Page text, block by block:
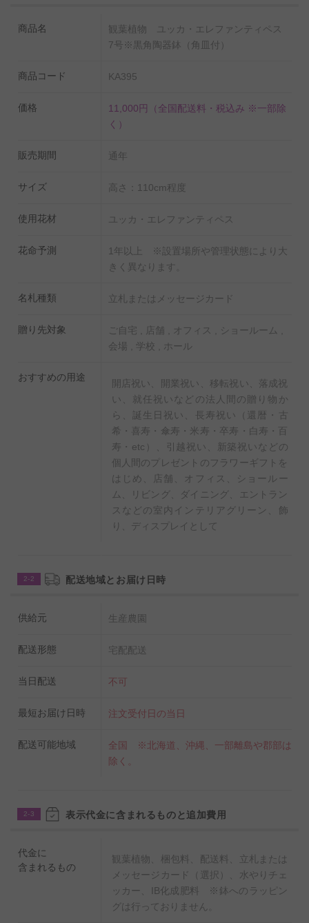
◆水やりチェッカーを無料でプレゼント！
の声にお応えし、
封しております。
使い方は鉢に挿すだけ。お届け先様にお手間はお掛けいたし
生産農家でも使われているIB化成肥料をお付けいたします。
いません。
商品名
観葉植物 ユッカ・エレファンティペス
7号※黒角陶器鉢（角皿付）
商品コード KA395
価格 11,000円
（全国配送料・税込み ※一部除
く）
販売期間 通年
サイズ 高さ：110cm程度
使用花材 ユッカ・エレファンティペス
花命予測
1年以上 ※設置場所や管理状態により大
きく異なります。
名札種類 立札またはメッセージカード
贈り先対象
ご自宅 , 店舗 , オフィス , ショールーム ,
会場 , 学校 , ホール
おすすめの用途
開店祝い、開業祝い、移転祝い、落成祝
い、就任祝いなどの法人間の贈り物か
ら、誕生日祝い、長寿祝い（還暦・古
希・喜寿・傘寿・米寿・卒寿・白寿・百
寿・etc）、引越祝い、新築祝いなどの
個人間のプレゼントのフラワーギフトを
はじめ、店舗、オフィス、ショールー
ム、リビング、ダイニング、エントラン
スなどの室内インテリアグリーン、飾
り、ディスプレイとして
2-2 配送地域とお届け日時
供給元 生産農園
配送形態 宅配配送
当日配送 不可
最短お届け日時 注文受付日の当日
配送可能地域
全国 ※北海道、沖縄、一部離島や郡部は
除く。
2-3 表示代金に含まれるものと追加費用
代金に
含まれるもの
観葉植物、梱包料、配送料、立札または
メッセージカード（選択）、水やりチェ
ッカー、IB化成肥料 ※鉢へのラッピン
グは行っておりません。